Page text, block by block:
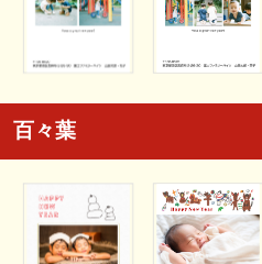
百々葉